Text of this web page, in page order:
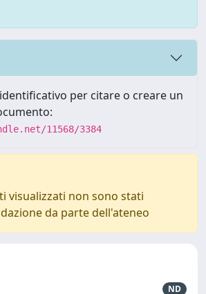
per citare o creare un
11568/3384
visualizzati non sono stati
da parte dell'ateneo
ND